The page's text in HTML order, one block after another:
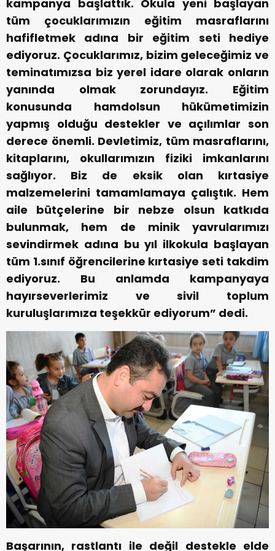
kampanya başlattık. Okula yeni başlayan
tüm çocuklarımızın eğitim masraflarını
hafifletmek adına bir eğitim seti hediye
ediyoruz. Çocuklarımız, bizim geleceğimiz ve
teminatımızsa biz yerel idare olarak onların
yanında olmak zorundayız. Eğitim
konusunda hamdolsun hükümetimizin
yapmış olduğu destekler ve açılımlar son
derece önemli. Devletimiz, tüm masraflarını,
kitaplarını, okullarımızın fiziki imkanlarını
sağlıyor. Biz de eksik olan kırtasiye
malzemelerini tamamlamaya çalıştık. Hem
aile bütçelerine bir nebze olsun katkıda
bulunmak, hem de minik yavrularımızı
sevindirmek adına bu yıl ilkokula başlayan
tüm 1.sınıf öğrencilerine kırtasiye seti takdim
ediyoruz. Bu anlamda kampanyaya
hayırseverlerimiz ve sivil toplum
kuruluşlarımıza teşekkür ediyorum” dedi.
Başarının, rastlantı ile değil destekle elde